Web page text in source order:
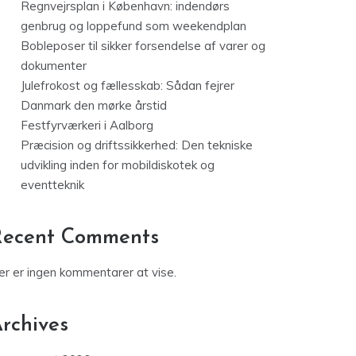
Regnvejrsplan i København: indendørs
genbrug og loppefund som weekendplan
Bobleposer til sikker forsendelse af varer og
dokumenter
Julefrokost og fællesskab: Sådan fejrer
Danmark den mørke årstid
Festfyrværkeri i Aalborg
Præcision og driftssikkerhed: Den tekniske
udvikling inden for mobildiskotek og
eventteknik
Comments
er ingen kommentarer at vise.